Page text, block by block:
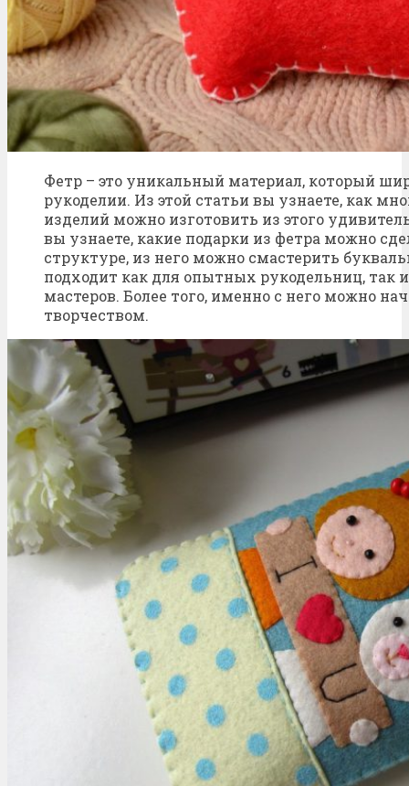
Фетр – это уникальный материал, который
рукоделии. Из этой статьи вы узнаете, как
изделий можно изготовить из этого
вы узнаете, какие подарки из фетра можно
структуре, из него можно смастерить
подходит как для опытных рукодельниц, так
мастеров. Более того, именно с него можно
творчеством.